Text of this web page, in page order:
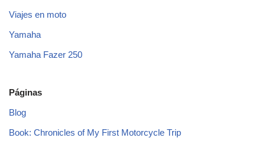
Viajes en moto
Yamaha
Yamaha Fazer 250
Páginas
Blog
Book: Chronicles of My First Motorcycle Trip